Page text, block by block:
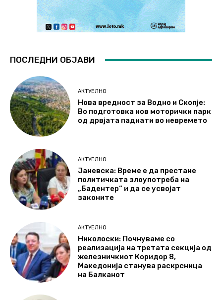
ПОСЛЕДНИ ОБЈАВИ
АКТУЕЛНО
Нова вредност за Водно и Скопје:
Во подготовка нов моторички парк
од дрвјата паднати во невремето
АКТУЕЛНО
Јаневска: Време е да престане
политичката злоупотреба на
„Бадентер“ и да се усвојат
законите
АКТУЕЛНО
Николоски: Почнуваме со
реализација на третата секција од
железничкиот Коридор 8,
Македонија станува раскрсница
на Балканот